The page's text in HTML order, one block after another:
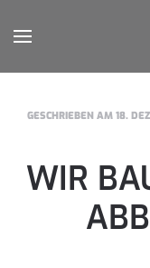
Zum Hauptinhalt
GESCHRIEBEN AM 18.
WIR